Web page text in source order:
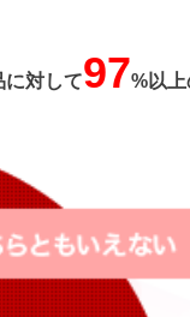
に対して97%以